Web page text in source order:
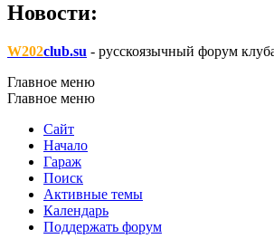
Новости:
W202club.su - русскоязычный форум
Главное меню
Главное меню
Сайт
Начало
Гараж
Поиск
Активные темы
Календарь
Поддержать форум